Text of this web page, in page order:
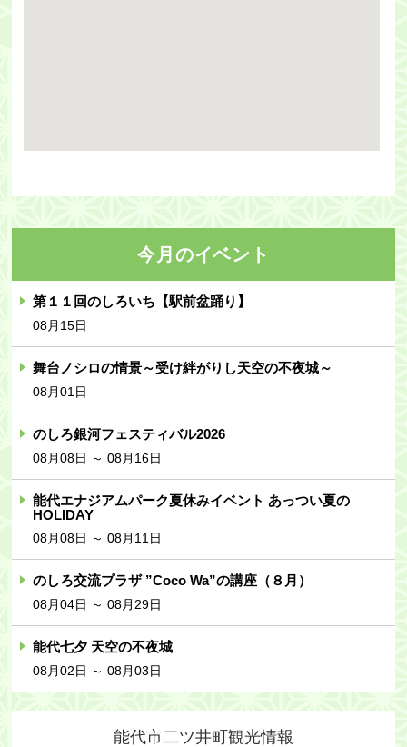
今月のイベント
第１１回のしろいち【駅前盆踊り】
08月15日
舞台ノシロの情景～受け絆がりし天空の不夜城～
08月01日
のしろ銀河フェスティバル2026
08月08日 ～ 08月16日
能代エナジアムパーク夏休みイベント あっつい夏の
HOLIDAY
08月08日 ～ 08月11日
のしろ交流プラザ ”Coco Wa”の講座（８月）
08月04日 ～ 08月29日
能代七夕 天空の不夜城
08月02日 ～ 08月03日
能代市二ツ井町観光情報